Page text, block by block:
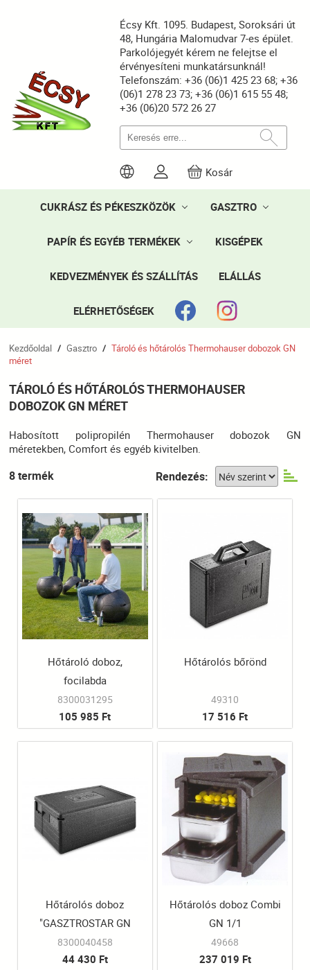
Écsy Kft. 1095. Budapest, Soroksári út
48, Hungária Malomudvar 7-es épület.
Parkolójegyét kérem ne felejtse el
érvényesíteni munkatársunknál!
Telefonszám: +36 (06)1 425 23 68; +36
(06)1 278 23 73; +36 (06)1 615 55 48;
+36 (06)20 572 26 27
Kosár
CUKRÁSZ ÉS PÉKESZKÖZÖK GASZTRO
PAPÍR ÉS EGYÉB TERMÉKEK KISGÉPEK
KEDVEZMÉNYEK ÉS SZÁLLÍTÁS ELÁLLÁS
ELÉRHETŐSÉGEK
Kezdőoldal / Gasztro / Tároló és hőtárolós Thermohauser dobozok GN
méret
TÁROLÓ ÉS HŐTÁROLÓS THERMOHAUSER
DOBOZOK GN MÉRET
Habosított polipropilén Thermohauser dobozok GN
méretekben, Comfort és egyéb kivitelben.
8 termék Rendezés:
Hőtároló doboz,
focilabda
8300031295
105 985 Ft
Hőtárolós bőrönd
49310
17 516 Ft
Hőtárolós doboz
"GASZTROSTAR GN
1/1"
8300040458
44 430 Ft
Hőtárolós doboz Combi
GN 1/1
49668
237 019 Ft